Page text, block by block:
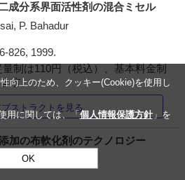
成分系界面活性剤の混合ミセル
P. Bahadur
826, 1999.
制は110円（税込）、基本料金制
す。
ブストラクトを見る
加の布軟化剤のテクノロジー
向上のため、クッキー(Cookie)を使用し
用に関しては、「個人情報保護方針」を
OK